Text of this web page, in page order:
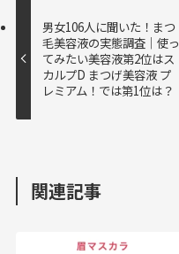
男女106人に聞いた！まつ
毛美容液の実態調査｜使っ
てみたい美容液第2位はス
カルプD まつげ美容液 プ
レミアム！では第1位は？
関連記事